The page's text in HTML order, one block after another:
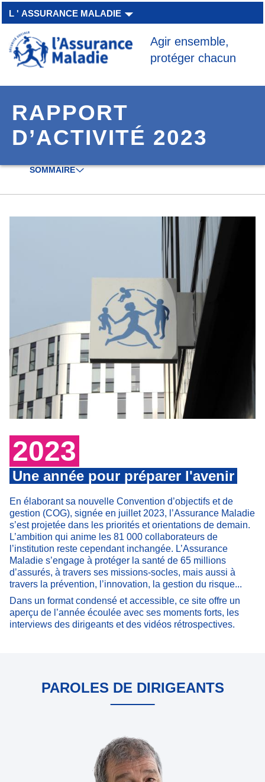
L ' ASSURANCE MALADIE
Agir ensemble,
protéger chacun
RAPPORT
D’ACTIVITÉ 2023
SOMMAIRE
2023
Une année pour préparer l'avenir
En élaborant sa nouvelle Convention d’objectifs et de
gestion (COG), signée en juillet 2023, l’Assurance Maladie
s’est projetée dans les priorités et orientations de demain.
L’ambition qui anime les 81 000 collaborateurs de
l’institution reste cependant inchangée. L’Assurance
Maladie s’engage à protéger la santé de 65 millions
d’assurés, à travers ses missions-socles, mais aussi à
travers la prévention, l’innovation, la gestion du risque...
Dans un format condensé et accessible, ce site offre un
aperçu de l’année écoulée avec ses moments forts, les
interviews des dirigeants et des vidéos rétrospectives.
PAROLES DE DIRIGEANTS